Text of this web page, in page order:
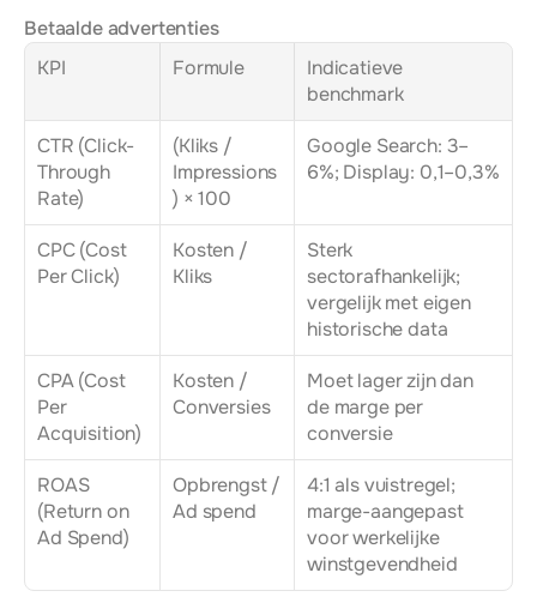
Betaalde advertenties
KPI
Formule
Indicatieve
benchmark
CTR (Click-
Through
Rate)
(Kliks /
Impressions
) × 100
Google Search: 3–
6%; Display: 0,1–0,3%
CPC (Cost
Per Click)
Kosten /
Kliks
Sterk
sectorafhankelijk;
vergelijk met eigen
historische data
CPA (Cost
Per
Acquisition)
Kosten /
Conversies
Moet lager zijn dan
de marge per
conversie
ROAS
(Return on
Ad Spend)
Opbrengst /
Ad spend
4:1 als vuistregel;
marge-aangepast
voor werkelijke
winstgevendheid